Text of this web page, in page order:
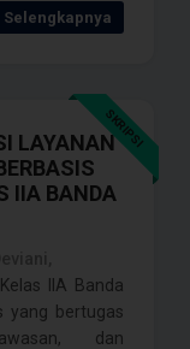
Selengkapnya
SKRIPSI
LAYANAN
IIA BANDA
IIA Banda
yang bertugas
dan